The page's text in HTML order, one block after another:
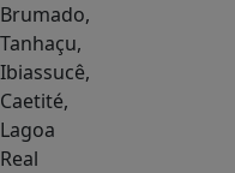
Brumado,
Tanhaçu,
Ibiassucê,
Caetité,
Lagoa
Real